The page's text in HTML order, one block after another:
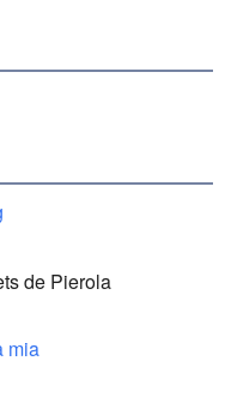
de Pierola
mia